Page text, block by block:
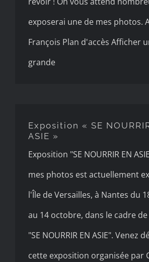
exposerai une de mes photos.
François Plan d'accès Afficher
grande
Exposition « SE
ASIE »
Exposition "SE NOURRIR EN
mes photos est actuellement
l'Île de Versailles, à Nantes du
au 14 octobre, dans le cadre
"SE NOURRIR EN ASIE". Venez
cette exposition organisée par